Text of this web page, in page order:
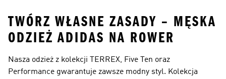
TWÓRZ WŁASNE ZASADY – MĘSKA
ODZIEŻ ADIDAS NA ROWER
Nasza odzież z kolekcji TERREX, Five Ten oraz
Performance gwarantuje zawsze modny styl. Kolekcja